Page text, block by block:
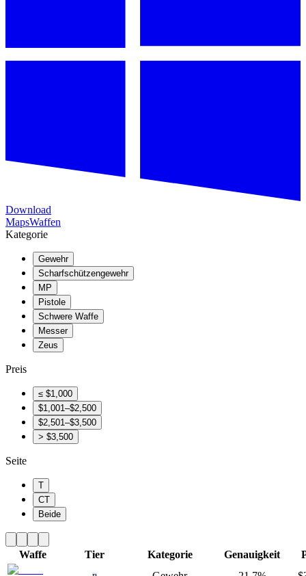
Download
MapsWaffen
Kategorie
Gewehr
Scharfschützengewehr
MP
Pistole
Schwere Waffe
Messer
Zeus
Preis
≤ $1,000
$1,001–$2,500
$2,501–$3,500
> $3,500
Seite
T
CT
Beide
Waffe Tier Kategorie Genauigkeit